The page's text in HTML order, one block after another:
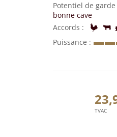
Potentiel de garde
bonne cave
Accords
Puissance
TVAC